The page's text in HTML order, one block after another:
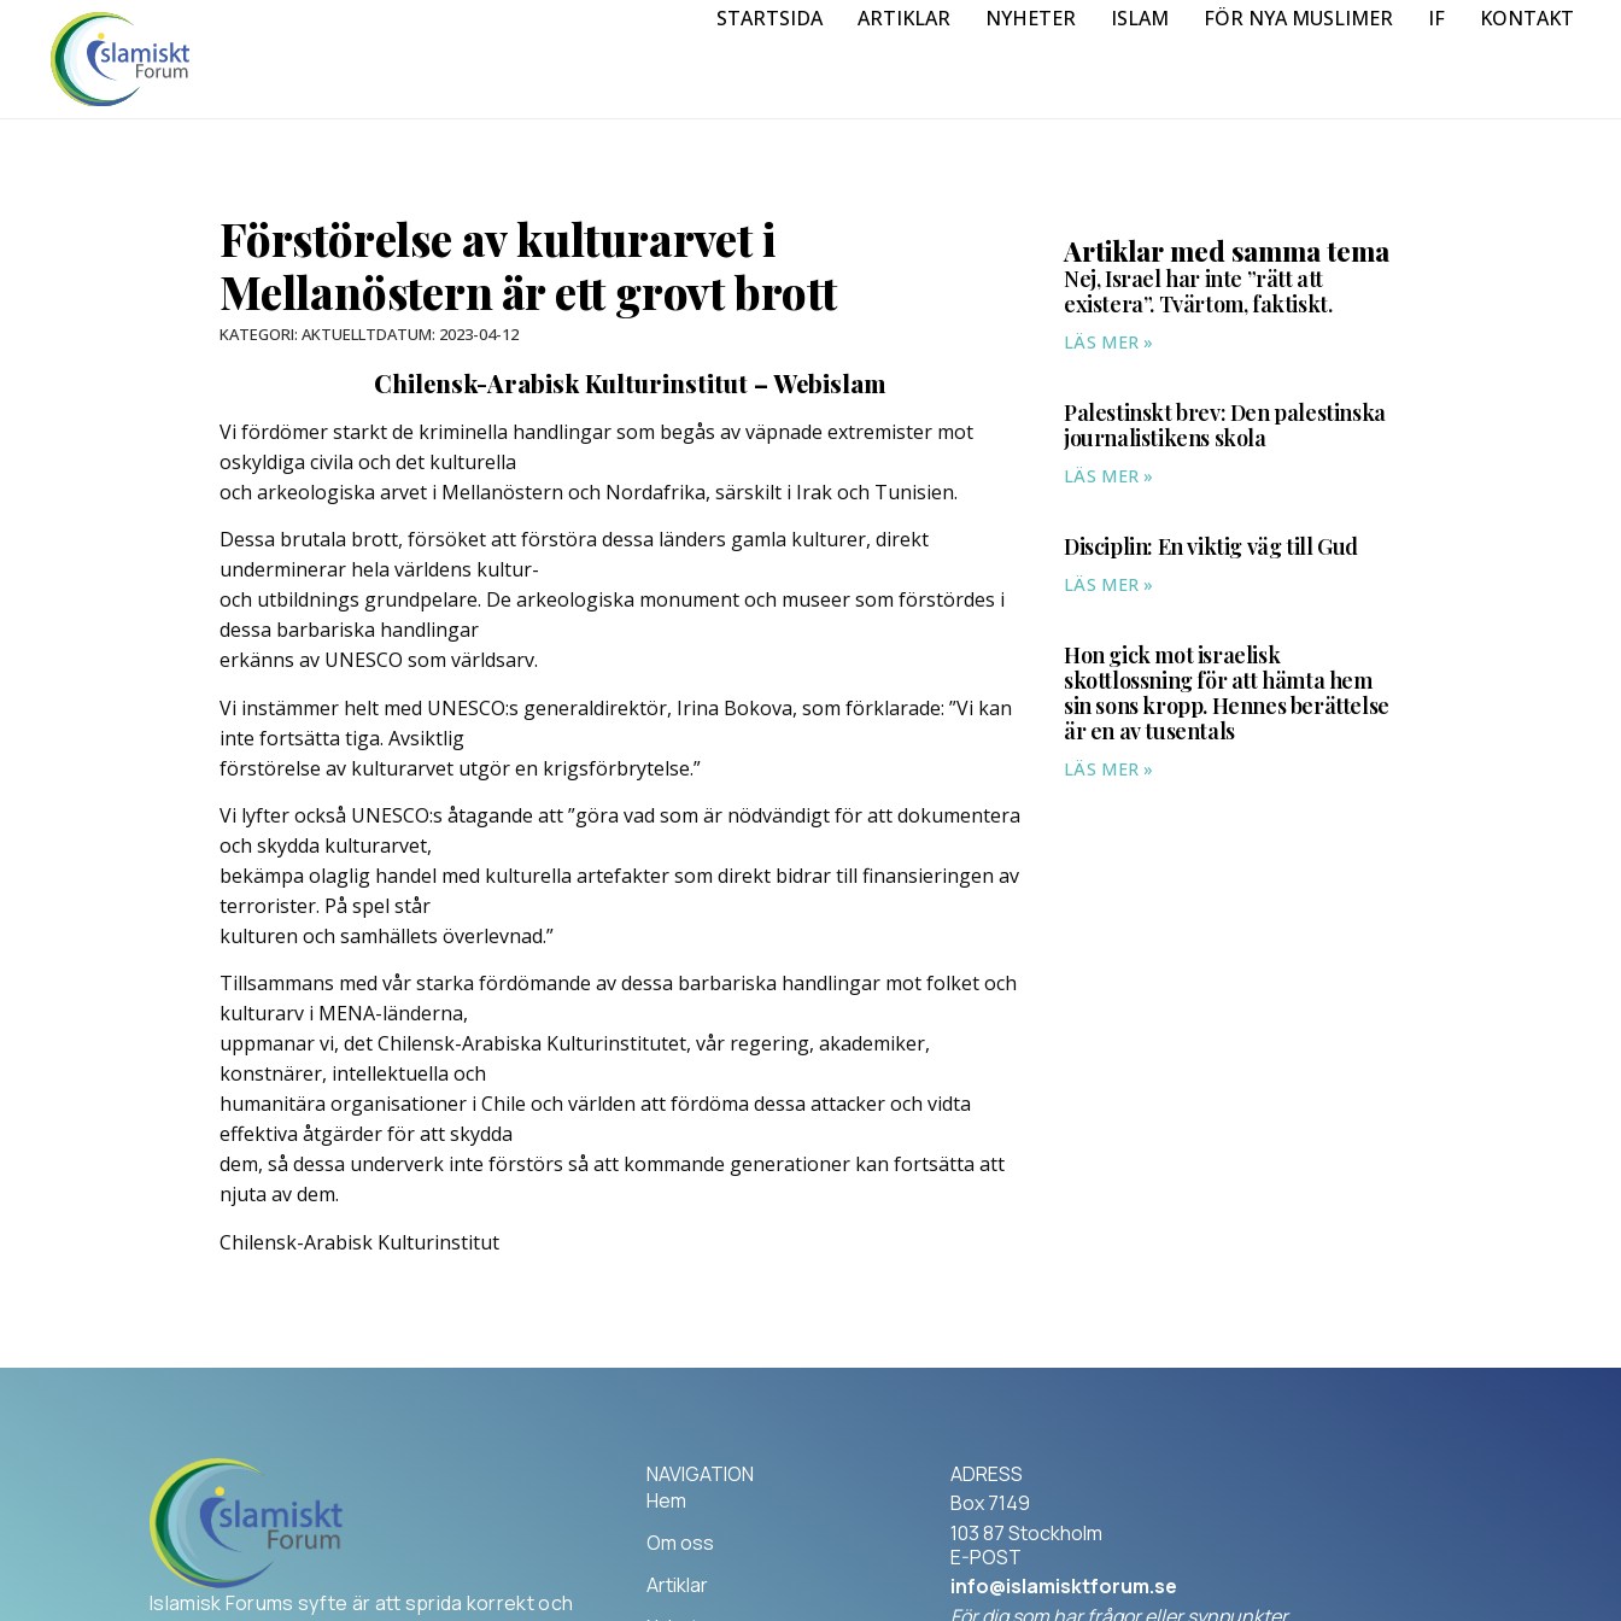
STARTSIDA ARTIKLAR NYHETER ISLAM FÖR NYA MUSLIMER IF KONTAKT
Förstörelse av kulturarvet i
Mellanöstern är ett grovt brott
KATEGORI: AKTUELLTDATUM: 2023-04-12
Chilensk-Arabisk Kulturinstitut – Webislam
Vi fördömer starkt de kriminella handlingar som begås av väpnade extremister mot
oskyldiga civila och det kulturella
och arkeologiska arvet i Mellanöstern och Nordafrika, särskilt i Irak och Tunisien.
Dessa brutala brott, försöket att förstöra dessa länders gamla kulturer, direkt
underminerar hela världens kultur-
och utbildnings grundpelare. De arkeologiska monument och museer som förstördes i
dessa barbariska handlingar
erkänns av UNESCO som världsarv.
Vi instämmer helt med UNESCO:s generaldirektör, Irina Bokova, som förklarade: ”Vi kan
inte fortsätta tiga. Avsiktlig
förstörelse av kulturarvet utgör en krigsförbrytelse.”
Vi lyfter också UNESCO:s åtagande att ”göra vad som är nödvändigt för att dokumentera
och skydda kulturarvet,
bekämpa olaglig handel med kulturella artefakter som direkt bidrar till finansieringen av
terrorister. På spel står
kulturen och samhällets överlevnad.”
Tillsammans med vår starka fördömande av dessa barbariska handlingar mot folket och
kulturarv i MENA-länderna,
uppmanar vi, det Chilensk-Arabiska Kulturinstitutet, vår regering, akademiker,
konstnärer, intellektuella och
humanitära organisationer i Chile och världen att fördöma dessa attacker och vidta
effektiva åtgärder för att skydda
dem, så dessa underverk inte förstörs så att kommande generationer kan fortsätta att
njuta av dem.
Chilensk-Arabisk Kulturinstitut
Artiklar med samma tema
Nej, Israel har inte ”rätt att
existera”. Tvärtom, faktiskt.
LÄS MER »
Palestinskt brev: Den palestinska
journalistikens skola
LÄS MER »
Disciplin: En viktig väg till Gud
LÄS MER »
Hon gick mot israelisk
skottlossning för att hämta hem
sin sons kropp. Hennes berättelse
är en av tusentals
LÄS MER »
Islamisk Forums syfte är att sprida korrekt och
NAVIGATION
Hem
Om oss
Artiklar
ADRESS
Box 7149
103 87 Stockholm
E-POST
info@islamisktforum.se